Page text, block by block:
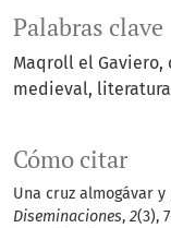
Palabras clave
Maqroll el Gaviero
medieval
Cómo citar
Una cruz almogávar
Diseminaciones, 2(3),